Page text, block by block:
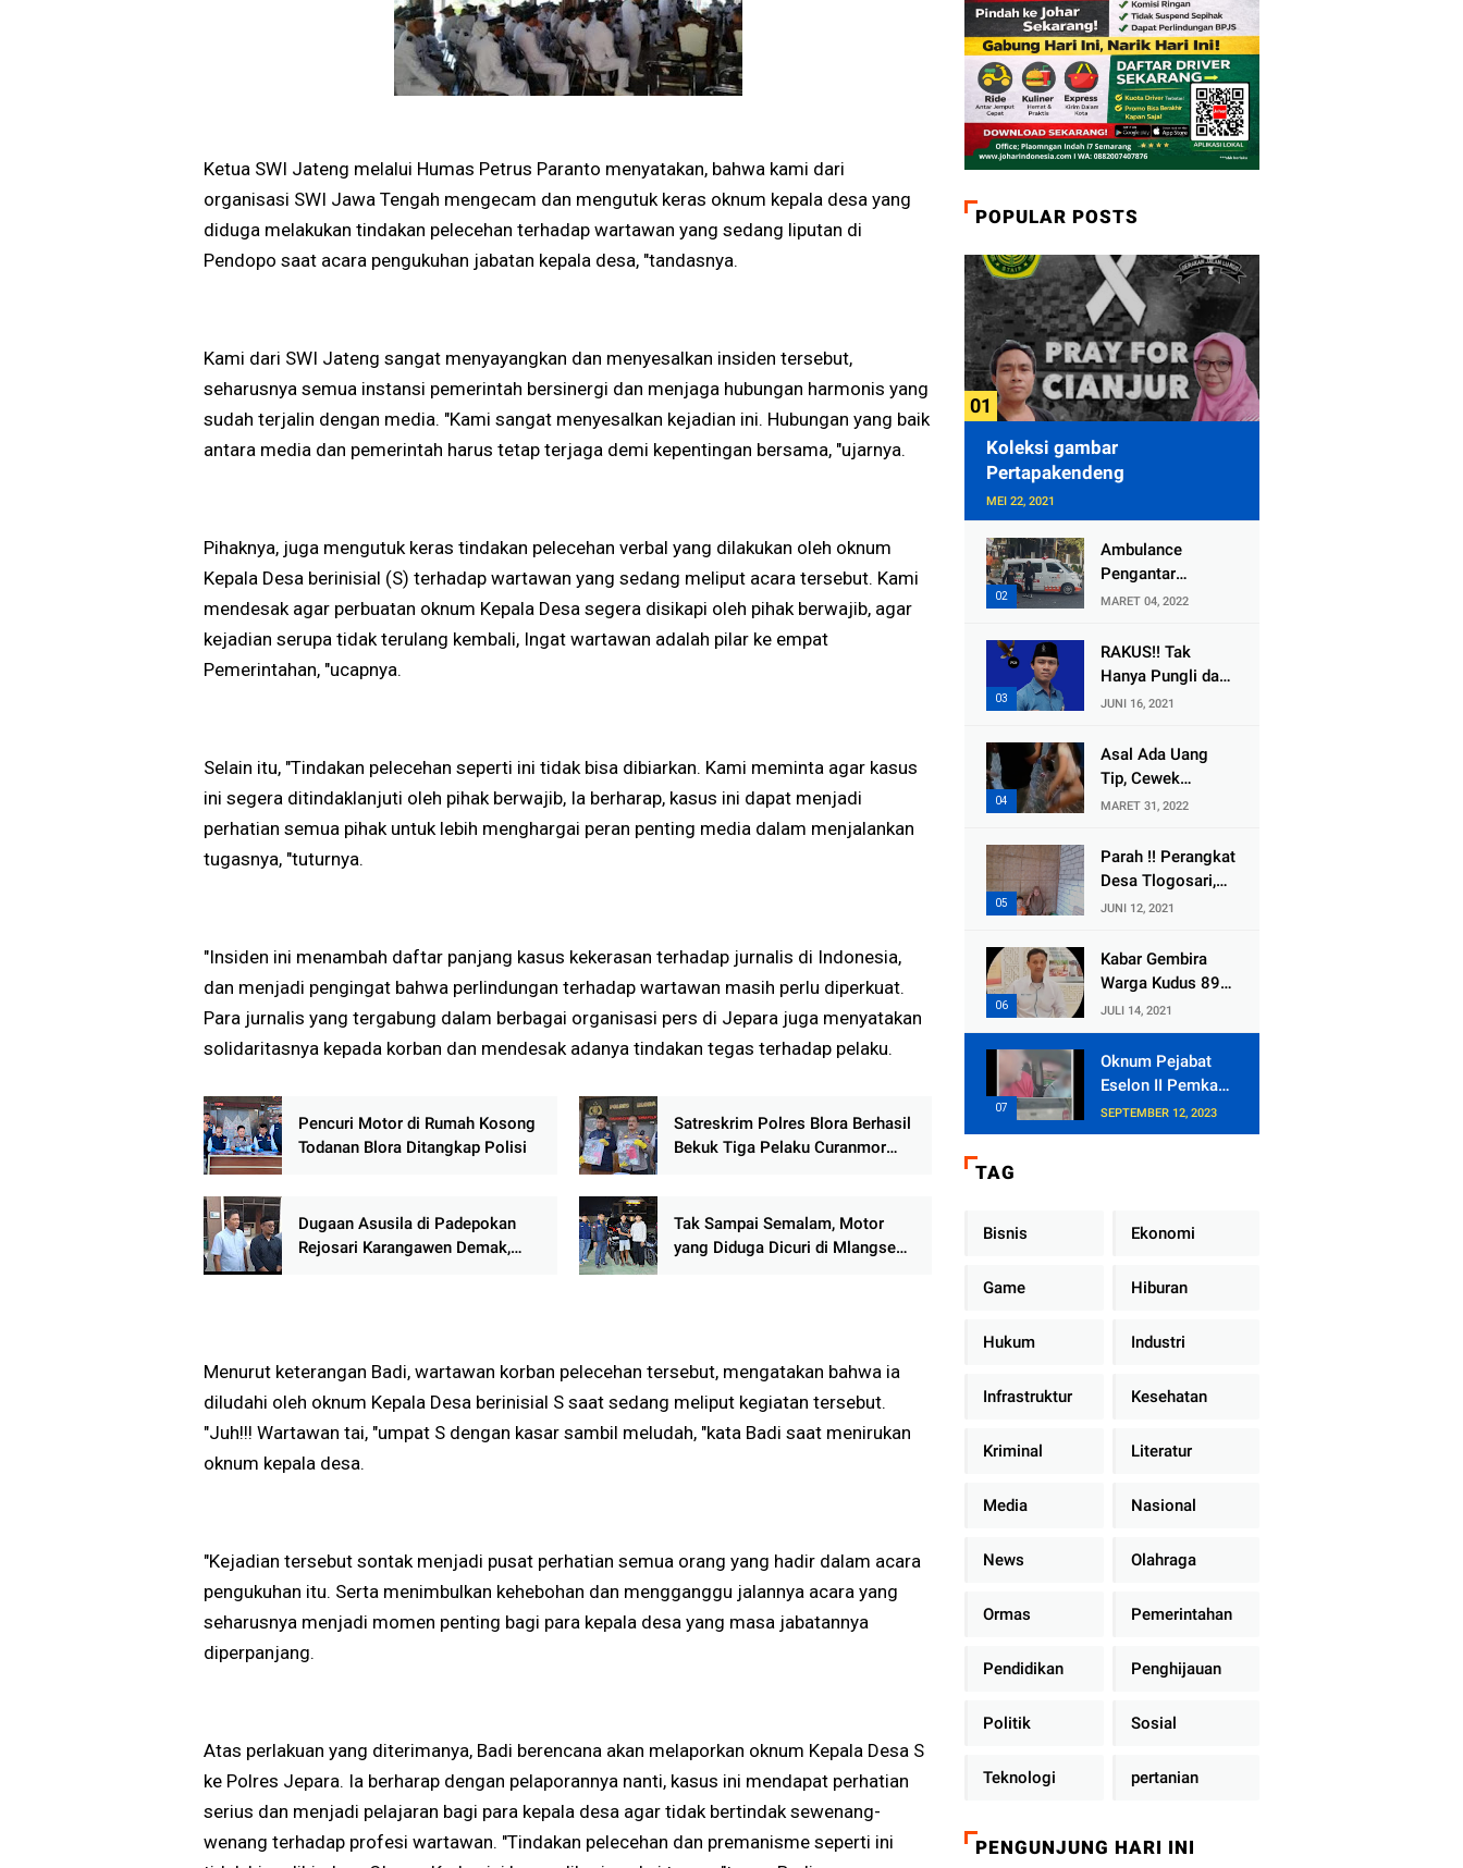
Ketua SWI Jateng melalui Humas Petrus Paranto menyatakan, bahwa kami dari
organisasi SWI Jawa Tengah mengecam dan mengutuk keras oknum kepala desa yang
diduga melakukan tindakan pelecehan terhadap wartawan yang sedang liputan di
Pendopo saat acara pengukuhan jabatan kepala desa, "tandasnya.
Kami dari SWI Jateng sangat menyayangkan dan menyesalkan insiden tersebut,
seharusnya semua instansi pemerintah bersinergi dan menjaga hubungan harmonis yang
sudah terjalin dengan media. "Kami sangat menyesalkan kejadian ini. Hubungan yang baik
antara media dan pemerintah harus tetap terjaga demi kepentingan bersama, "ujarnya.
Pihaknya, juga mengutuk keras tindakan pelecehan verbal yang dilakukan oleh oknum
Kepala Desa berinisial (S) terhadap wartawan yang sedang meliput acara tersebut. Kami
mendesak agar perbuatan oknum Kepala Desa segera disikapi oleh pihak berwajib, agar
kejadian serupa tidak terulang kembali, Ingat wartawan adalah pilar ke empat
Pemerintahan, "ucapnya.
Selain itu, "Tindakan pelecehan seperti ini tidak bisa dibiarkan. Kami meminta agar kasus
ini segera ditindaklanjuti oleh pihak berwajib, Ia berharap, kasus ini dapat menjadi
perhatian semua pihak untuk lebih menghargai peran penting media dalam menjalankan
tugasnya, "tuturnya.
"Insiden ini menambah daftar panjang kasus kekerasan terhadap jurnalis di Indonesia,
dan menjadi pengingat bahwa perlindungan terhadap wartawan masih perlu diperkuat.
Para jurnalis yang tergabung dalam berbagai organisasi pers di Jepara juga menyatakan
solidaritasnya kepada korban dan mendesak adanya tindakan tegas terhadap pelaku.
Pencuri Motor di Rumah Kosong
Todanan Blora Ditangkap Polisi
Satreskrim Polres Blora Berhasil
Bekuk Tiga Pelaku Curanmor
Dugaan Asusila di Padepokan
Rejosari Karangawen Demak,
Tak Sampai Semalam, Motor
yang Diduga Dicuri di Mlangsen
Menurut keterangan Badi, wartawan korban pelecehan tersebut, mengatakan bahwa ia
diludahi oleh oknum Kepala Desa berinisial S saat sedang meliput kegiatan tersebut.
"Juh!!! Wartawan tai, "umpat S dengan kasar sambil meludah, "kata Badi saat menirukan
oknum kepala desa.
"Kejadian tersebut sontak menjadi pusat perhatian semua orang yang hadir dalam acara
pengukuhan itu. Serta menimbulkan kehebohan dan mengganggu jalannya acara yang
seharusnya menjadi momen penting bagi para kepala desa yang masa jabatannya
diperpanjang.
Atas perlakuan yang diterimanya, Badi berencana akan melaporkan oknum Kepala Desa S
ke Polres Jepara. Ia berharap dengan pelaporannya nanti, kasus ini mendapat perhatian
serius dan menjadi pelajaran bagi para kepala desa agar tidak bertindak sewenang-
wenang terhadap profesi wartawan. "Tindakan pelecehan dan premanisme seperti ini
POPULAR POSTS
Koleksi gambar
Pertapakendeng
MEI 22, 2021
Ambulance
Pengantar
Jenazah Kepala
Mengalami
Kecelakaan
MARET 04, 2022
RAKUS!! Tak
Hanya Pungli dan
Dana Bedah
Diembat, ,
Perangkat Desa
Selewengkan
Bantuan Mushola
JUNI 16, 2021
Asal Ada Uang
Tip, Cewek
Pemandu Karaoke
Bersedia Bugil
MARET 31, 2022
Parah !! Perangkat
Desa Tlogosari,
Kecamatan
Embat Dana Bedah
Rumah dari
JUNI 12, 2021
Kabar Gembira
Warga Kudus 89
Persen RT di
Kudus Zona Hijau
JULI 14, 2021
Oknum Pejabat
Eselon II Pemkab
Lampung Utara
Asik Ngobrol
Dinas
SEPTEMBER 12, 2023
TAG
Bisnis Ekonomi
Game Hiburan
Hukum Industri
Infrastruktur Kesehatan
Kriminal Literatur
Media Nasional
News Olahraga
Ormas Pemerintahan
Pendidikan Penghijauan
Politik Sosial
Teknologi pertanian
PENGUNJUNG HARI INI